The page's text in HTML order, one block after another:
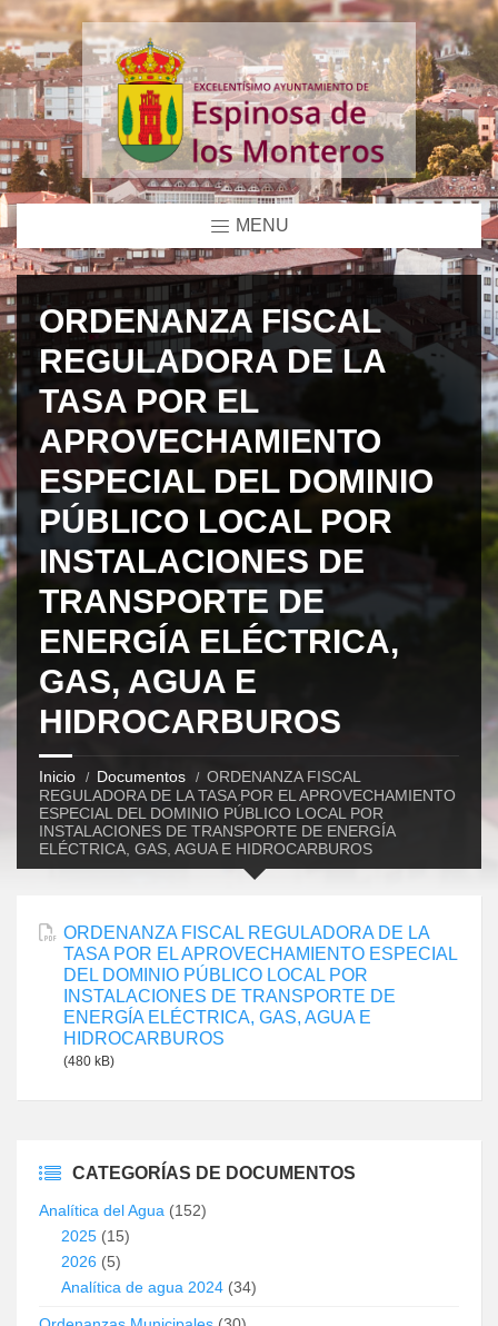
MENU
ORDENANZA FISCAL
REGULADORA DE LA
TASA POR EL
APROVECHAMIENTO
ESPECIAL DEL DOMINIO
PÚBLICO LOCAL POR
INSTALACIONES DE
TRANSPORTE DE
ENERGÍA ELÉCTRICA,
GAS, AGUA E
HIDROCARBUROS
Inicio Documentos
ORDENANZA FISCAL
REGULADORA DE LA TASA POR EL APROVECHAMIENTO
ESPECIAL DEL DOMINIO PÚBLICO LOCAL POR
INSTALACIONES DE TRANSPORTE DE ENERGÍA
ELÉCTRICA, GAS, AGUA E HIDROCARBUROS
ORDENANZA FISCAL REGULADORA DE LA
TASA POR EL APROVECHAMIENTO ESPECIAL
DEL DOMINIO PÚBLICO LOCAL POR
INSTALACIONES DE TRANSPORTE DE
ENERGÍA ELÉCTRICA, GAS, AGUA E
HIDROCARBUROS
(480 kB)
CATEGORÍAS DE DOCUMENTOS
Analítica del Agua (152)
2025 (15)
2026 (5)
Analítica de agua 2024 (34)